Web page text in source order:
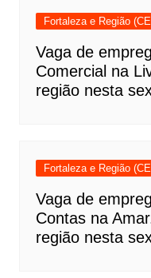
Fortaleza e Região
Vaga de
Comercial na
região nesta
Fortaleza e Região
Vaga de
Contas na
região nesta